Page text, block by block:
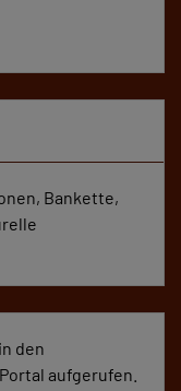
Bankette,
den
aufgerufen.